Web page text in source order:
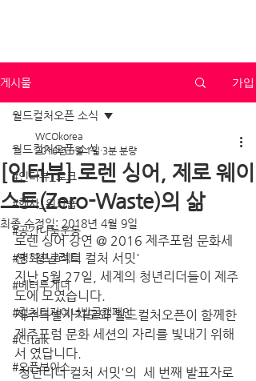
게시물 가입
월드컬처오픈 소식
#인터뷰_토크
#행사_워크숍
#공간나눔운동
#평화프로젝트
#베터투게더
#컬처디자이너발굴캠페인
#C!talk
#오픈보이스
월드컬처오픈 소식
[인터뷰] 로렌 싱어, 제로 웨이
스트(Zero-Waste)의 삶
WCOkorea
2016년 6월 1일 3분 분량
최종 수정일: 2018년 4월 9일
로렌 싱어 강연 @ 2016 제주포럼 문화세
션 '청년리더 컬처 서밋'
지난 5월 27일, 세계의 청년리더들이 제주
도에 모였습니다.
제주특별자치도와 월드컬처오픈이 함께한
제주포럼 문화 세션의 자리를 빛내기 위해
서 였답니다.
'청년리더 컬처 서밋'의  세 번째 발표자로